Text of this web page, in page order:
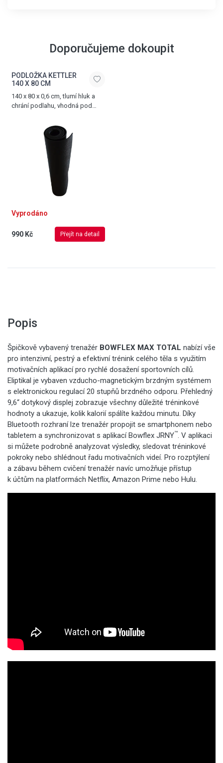
Doporučujeme dokoupit
PODLOŽKA KETTLER
140 X 80 CM
140 x 80 x 0,6 cm, tlumí hluk a
chrání podlahu, vhodná pod
trenažéry a další posilovací
Vyprodáno
990 Kč Přejít na detail
Popis
Špičkově vybavený trenažér BOWFLEX MAX TOTAL nabízí vše
pro intenzivní, pestrý a efektivní trénink celého těla s využitím
motivačních aplikací pro rychlé dosažení sportovních cílů.
Eliptikal je vybaven vzducho-magnetickým brzdným systémem
s elektronickou regulací 20 stupňů brzdného odporu. Přehledný
9,6“ dotykový displej zobrazuje všechny důležité tréninkové
hodnoty a ukazuje, kolik kalorií spálíte každou minutu. Díky
Bluetooth rozhraní lze trenažér propojit se smartphonem nebo
tabletem a synchronizovat s aplikací Bowflex JRNY™. V aplikaci
si můžete podrobně analyzovat výsledky, sledovat tréninkové
pokroky nebo shlédnout řadu motivačních videí. Pro rozptýlení
a zábavu během cvičení trenažér navíc umožňuje přístup
k účtům na platformách Netflix, Amazon Prime nebo Hulu.